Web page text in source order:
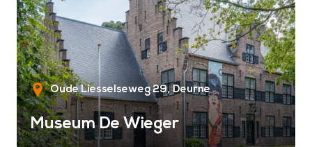
Oude Liesselseweg 29 Deurne
Museum De Wieger